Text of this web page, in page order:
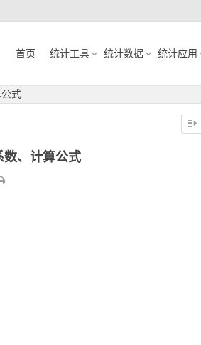
首页 统计工具 统计数据 统计应用
式
数、计算公式